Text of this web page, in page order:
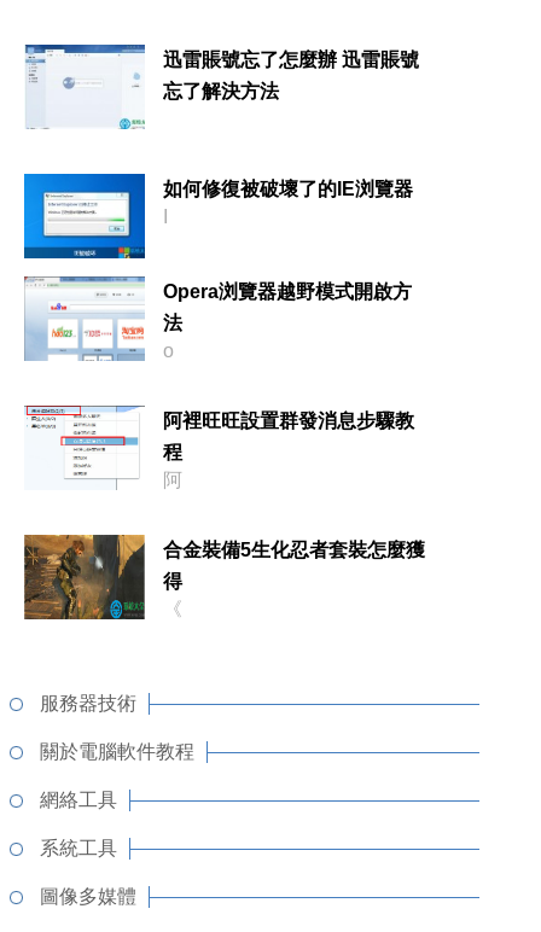
迅雷賬號忘了怎麼辦 迅雷賬號
忘了解決方法
如何修復被破壞了的IE浏覽器
Opera浏覽器越野模式開啟方
法
o
阿裡旺旺設置群發消息步驟教
程
阿
合金裝備5生化忍者套裝怎麼獲
得
《
服務器技術
關於電腦軟件教程
網絡工具
系統工具
圖像多媒體